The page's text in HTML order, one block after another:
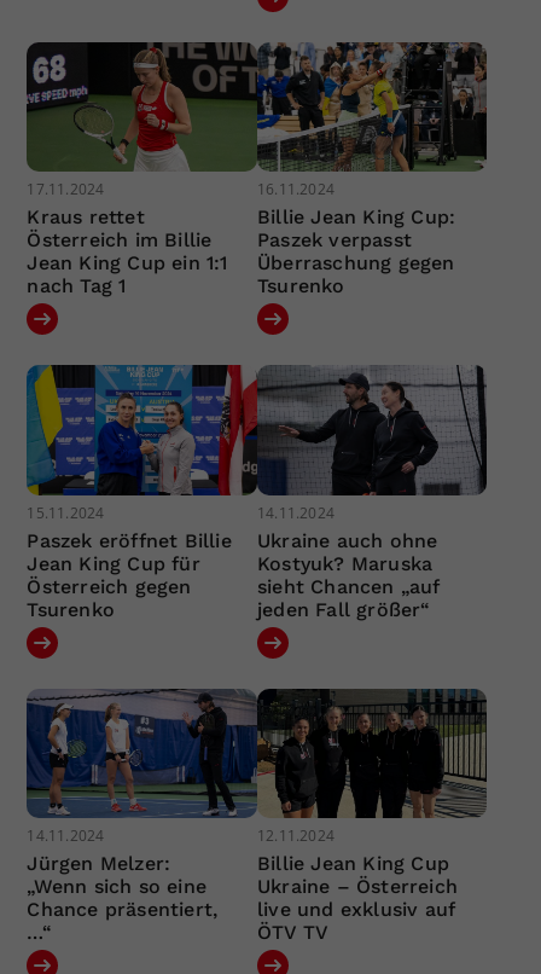
17.11.2024
Kraus rettet
Österreich im Billie
Jean King Cup ein 1:1
nach Tag 1
16.11.2024
Billie Jean King Cup:
Paszek verpasst
Überraschung gegen
Tsurenko
15.11.2024
Paszek eröffnet Billie
Jean King Cup für
Österreich gegen
Tsurenko
14.11.2024
Ukraine auch ohne
Kostyuk? Maruska
sieht Chancen „auf
jeden Fall größer“
14.11.2024
Jürgen Melzer:
„Wenn sich so eine
Chance präsentiert,
…“
12.11.2024
Billie Jean King Cup
Ukraine – Österreich
live und exklusiv auf
ÖTV TV